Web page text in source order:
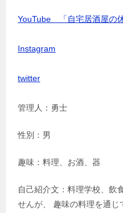
YouTube 「自宅居酒屋の休
Instagram
twitter
管理人：勇士
性別：男
趣味：料理、お酒、器
自己紹介文：料理学校、飲
せんが、 趣味の料理を通じ